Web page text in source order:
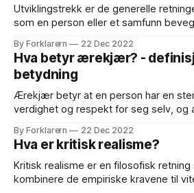
Utviklingstrekk er de generelle
som en person eller et samfunn
avhengig av hva som skjer og hvordan
person eller et samfunn. Et eksempel på et positivt
utviklingstrekk kan være en økning
By Forklarern 22 Dec 2022
Hva betyr ærekjær? -
betydning
Ærekjær betyr at en person har en
verdighet og respekt for seg selv, og
opptatt av å opprettholde sin egen
ofte vil handle for å
By Forklarern 22 Dec 2022
Hva er kritisk realisme?
Kritisk realisme er en filosofisk retning
kombinere de empiriske kravene til